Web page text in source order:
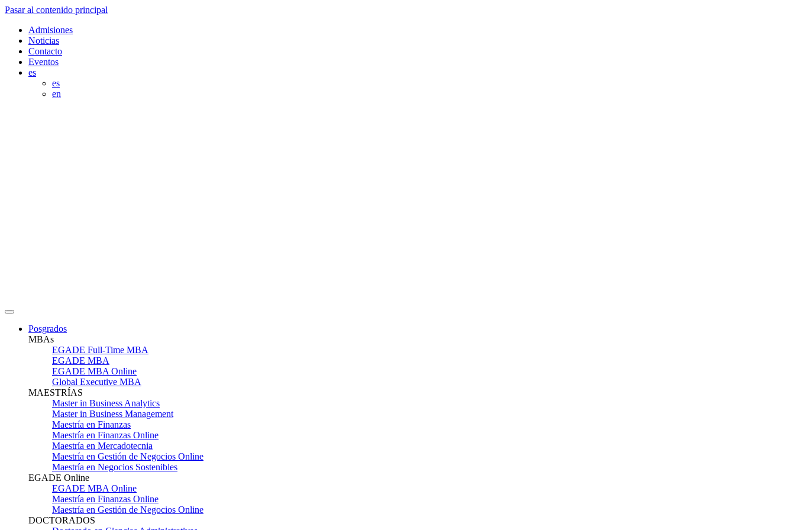
Pasar al contenido principal
Admisiones
Noticias
Contacto
Eventos
es
es
en
Posgrados
MBAs
EGADE Full-Time MBA
EGADE MBA
EGADE MBA Online
Global Executive MBA
MAESTRÍAS
Master in Business Analytics
Master in Business Management
Maestría en Finanzas
Maestría en Finanzas Online
Maestría en Mercadotecnia
Maestría en Gestión de Negocios Online
Maestría en Negocios Sostenibles
EGADE Online
EGADE MBA Online
Maestría en Finanzas Online
Maestría en Gestión de Negocios Online
DOCTORADOS